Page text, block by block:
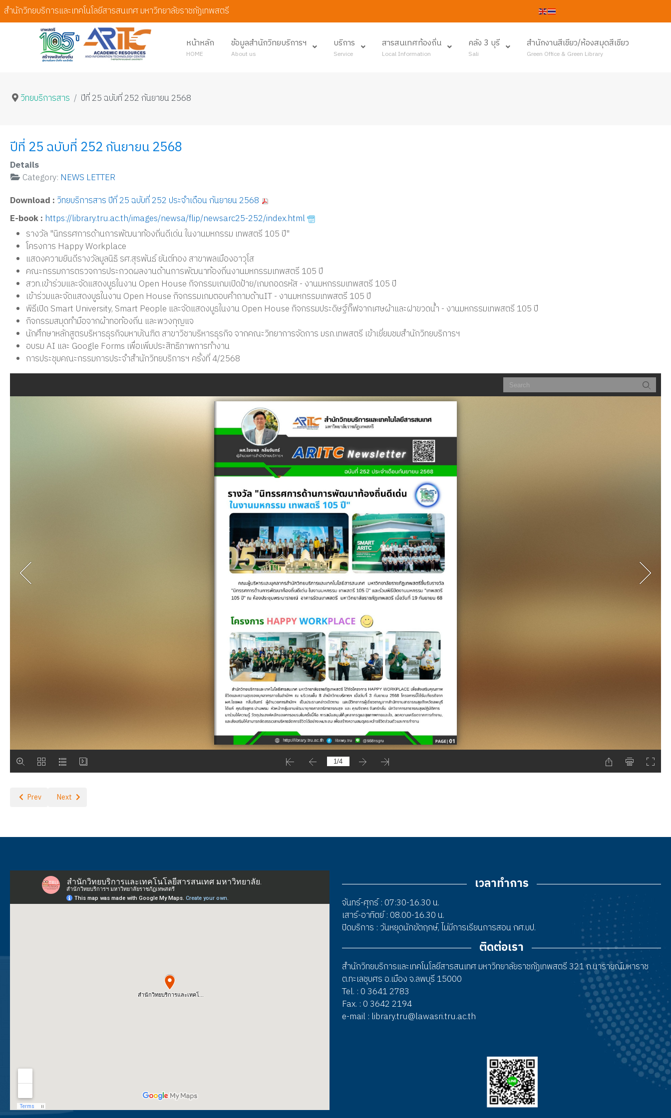
สำนักวิทยบริการและเทคโนโลยีสารสนเทศ มหาวิทยาลัยราชภัฏเทพสตรี
หน้าหลัก
HOME
ข้อมูลสำนักวิทยบริการฯ
About us
บริการ
Service
สารสนเทศท้องถิ่น
Local Information
คลัง 3 บุรี
Sali
สำนักงานสีเขียว/ห้องสมุดสีเขียว
Green Office & Green Library
วิทยบริการสาร ปีที่ 25 ฉบับที่ 252 กันยายน 2568
ปีที่ 25 ฉบับที่ 252 กันยายน 2568
Details
Category: NEWS LETTER
Download : วิทยบริการสาร ปีที่ 25 ฉบับที่ 252 ประจำเดือน กันยายน 2568
E-book : https://library.tru.ac.th/images/newsa/flip/newsarc25-252/index.html
รางวัล "นิทรรศการด้านการพัฒนาท้องถิ่นดีเด่น ในงานมหกรรม เทพสตรี 105 ปี"
โครงการ Happy Workplace
แสดงความยินดีรางวัลมูลนิธิ รศ.สุรพันธ์ ยันต์ทอง สาขาพลเมืองอาวุโส
คณะกรรมการตรวจการประกวดผลงานด้านการพัฒนาท้องถิ่นงานมหกรรมเทพสตรี 105 ปี
สวท.เข้าร่วมและจัดแสดงบูธในงาน Open House กิจกรรมเกมเปิดป้าย/เกมถอดรหัส - งานมหกรรมเทพสตรี 105 ปี
เข้าร่วมและจัดแสดงบูธในงาน Open House กิจกรรมเกมตอบคำถามด้านIT - งานมหกรรมเทพสตรี 105 ปี
พิธีเปิด Smart University, Smart People และจัดแสดงบูธในงาน Open House กิจกรรมประดิษฐ์กิ๊ฟจากเศษผ้าและฝาขวดน้ำ - งานมหกรรมเทพสตรี 105 ปี
กิจกรรมสมุดทำมือจากผ้าทอท้องถิ่น และพวงกุญแจ
นักศึกษาหลักสูตรบริหารธุรกิจมหาบัณฑิต สาขาวิชาบริหารธุรกิจ จากคณะวิทยาการจัดการ มรภ.เทพสตรี เข้าเยี่ยมชมสำนักวิทยบริการฯ
อบรม AI และ Google Forms เพื่อเพิ่มประสิทธิภาพการทำงาน
การประชุมคณะกรรมการประจำสำนักวิทยบริการฯ ครั้งที่ 4/2568
Previous article: ปีที่ 25 ฉบับที่ 253 ตุลาคม 2568
Prev Next article: ปีที่ 25 ฉบับที่ 251 สิงหาคม 2568
Next
เวลาทำการ
จันทร์-ศุกร์ : 07:30-16.30 น.
เสาร์-อาทิตย์ : 08.00-16.30 น.
ปิดบริการ : วันหยุดนักขัตฤกษ์, ไม่มีการเรียนการสอน กศ.บป.
ติดต่อเรา
สำนักวิทยบริการและเทคโนโลยีสารสนเทศ มหาวิทยาลัยราชภัฏเทพสตรี 321 ถ.นารายณ์มหาราช
ต.ทะเลชุบศร อ.เมือง จ.ลพบุรี 15000
Tel. : 0 3641 2783
Fax. : 0 3642 2194
e-mail : library.tru@lawasri.tru.ac.th